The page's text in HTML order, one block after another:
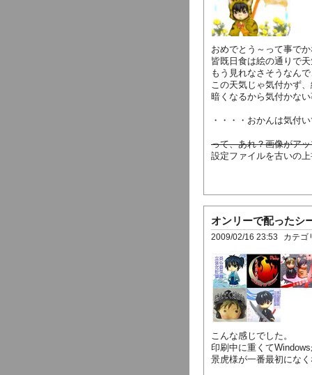
おめでとう～って事で
皆既日食は絵の通りで
もう見れなさそうなん
この天気じゃ気付かず
暗くなるから気付かな
・・・・おかんは気付
って、あれ？画像がア
設定ファイルを古いの
オンリーで配ったシ
2009/02/16 23:53 カテゴ
こんな感じでした。
印刷中に重くて
景虎様が一番最初にな